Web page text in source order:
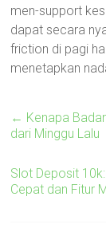
men-support
dapat secara
friction di pagi
menetapkan
← Kenapa
dari Minggu Lalu
Slot Deposit
Cepat dan Fitur